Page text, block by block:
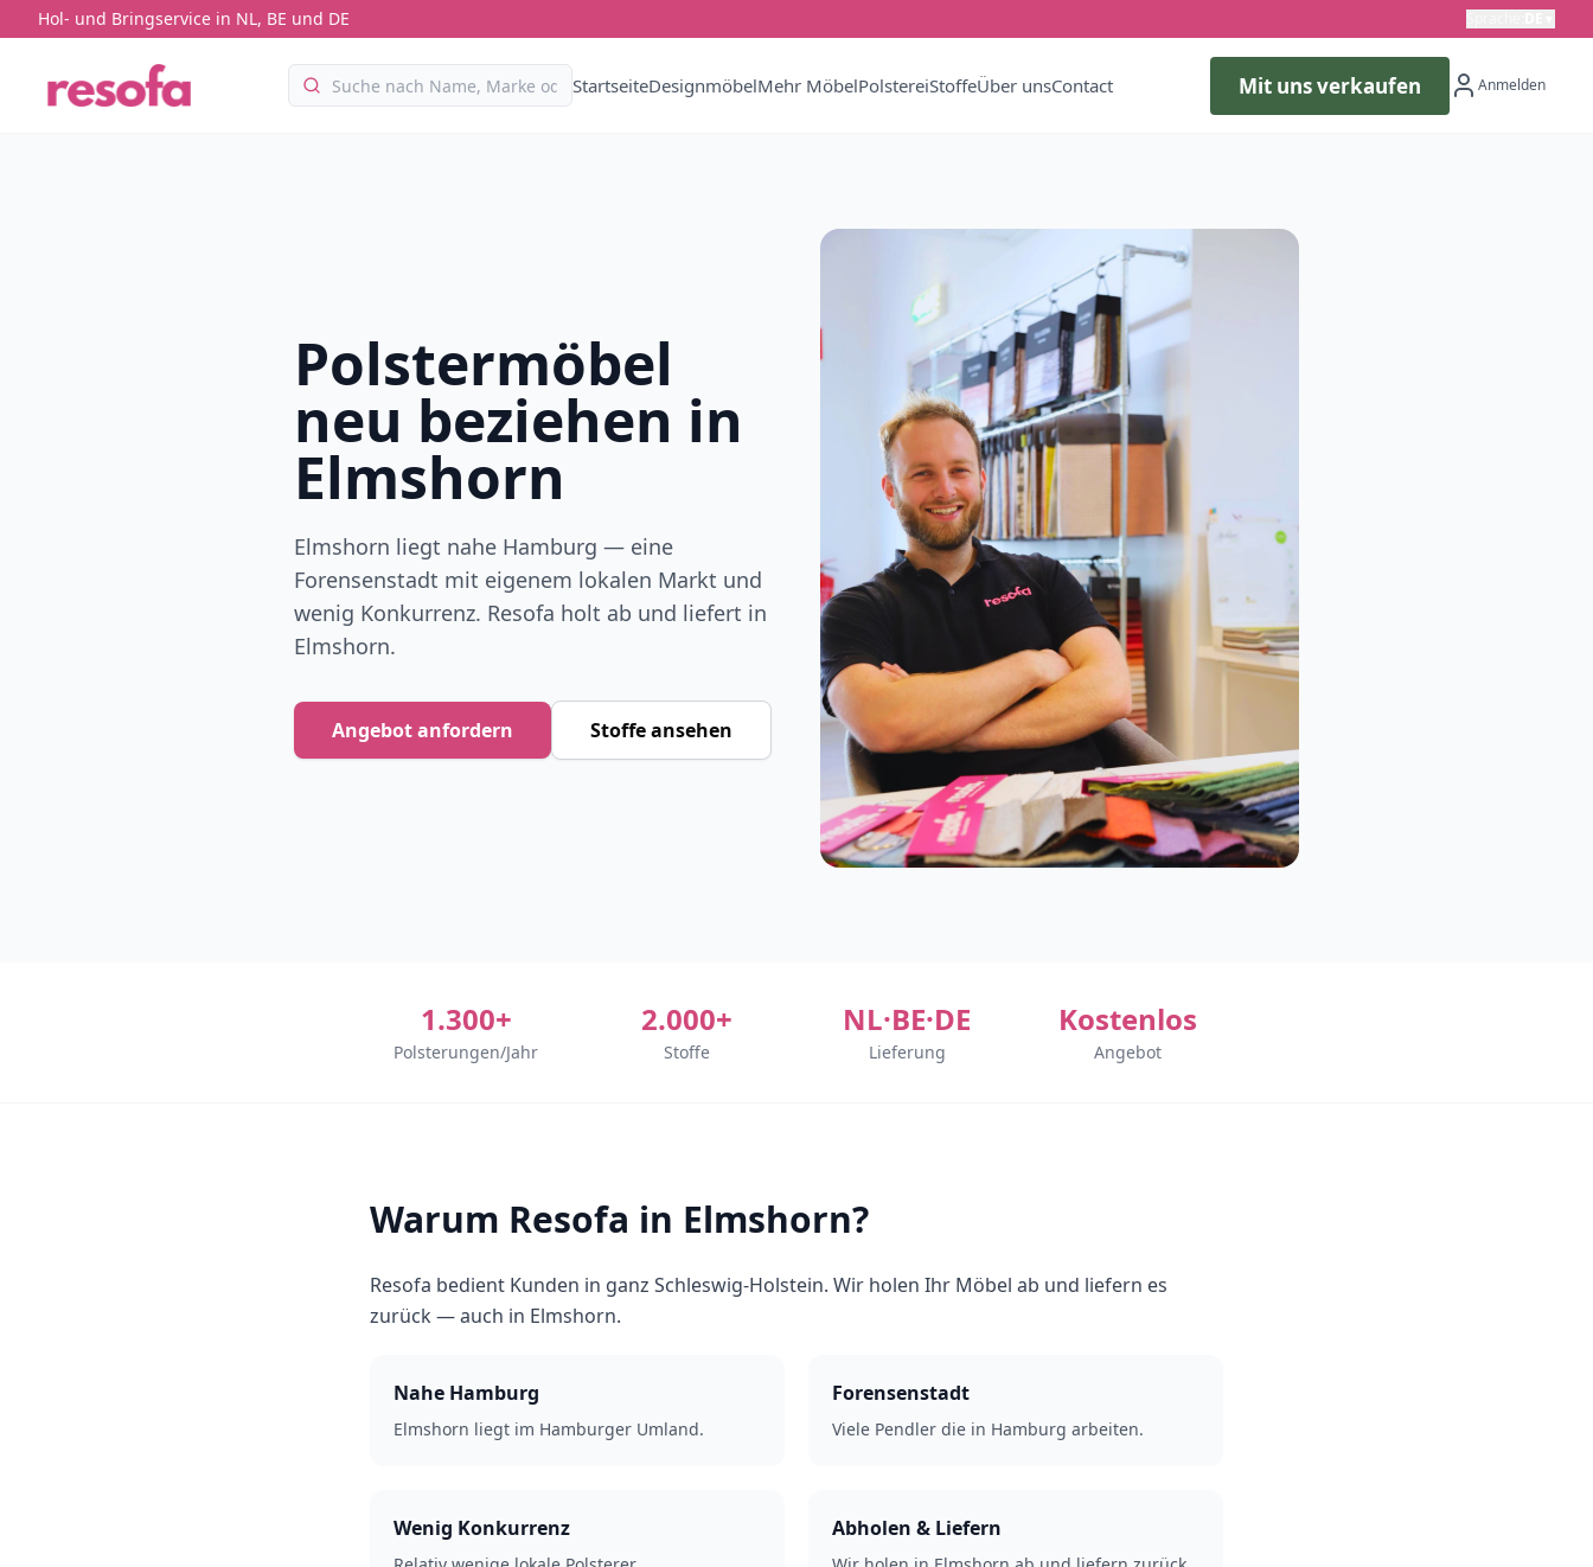
Hol- und Bringservice in NL, BE und DE
StartseiteDesignmöbelMehr MöbelPolstereiStoffeÜber unsContact Mit uns verkaufen Anmelden
Polstermöbel
neu beziehen in
Elmshorn
Elmshorn liegt nahe Hamburg — eine
Forensenstadt mit eigenem lokalen Markt und
wenig Konkurrenz. Resofa holt ab und liefert in
Elmshorn.
Angebot anfordern Stoffe ansehen
1.300+
Polsterungen/Jahr
2.000+
Stoffe
NL·BE·DE
Lieferung
Kostenlos
Angebot
Warum Resofa in Elmshorn?
Resofa bedient Kunden in ganz Schleswig-Holstein. Wir holen Ihr Möbel ab und liefern es
zurück — auch in Elmshorn.
Nahe Hamburg
Elmshorn liegt im Hamburger Umland.
Forensenstadt
Viele Pendler die in Hamburg arbeiten.
Wenig Konkurrenz Abholen & Liefern